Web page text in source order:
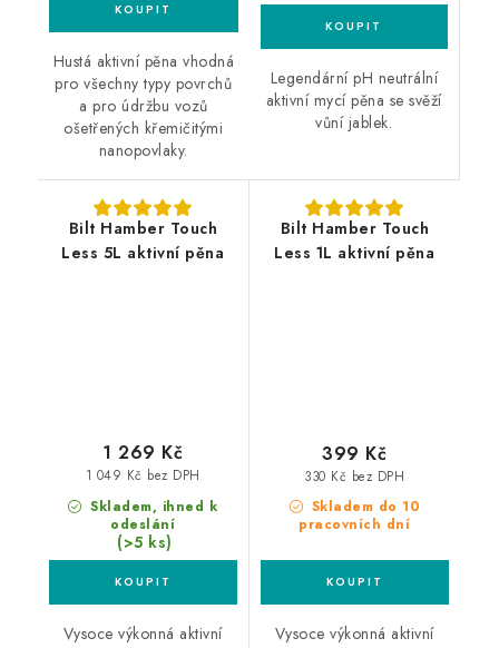
Hustá aktivní pěna vhodná
pro všechny typy povrchů
a pro údržbu vozů
ošetřených křemičitými
nanopovlaky.
Legendární pH neutrální
aktivní mycí pěna se svěží
vůní jablek.
Bilt Hamber Touch
Less 5L aktivní pěna
Skladem, ihned k
odeslání
(>5 ks)
1 049 Kč bez DPH
1 269 Kč
Vysoce výkonná aktivní
Bilt Hamber Touch
Less 1L aktivní pěna
Skladem do 10
pracovních dní
330 Kč bez DPH
399 Kč
Vysoce výkonná aktivní